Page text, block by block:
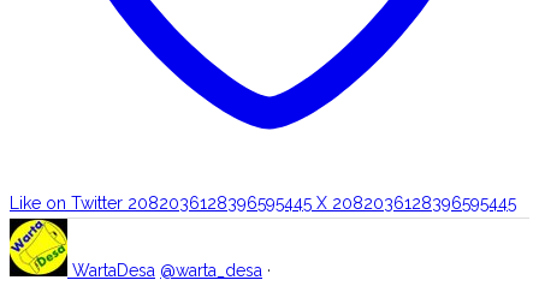
Like on Twitter 2082036128396595445 X 2082036128396595445
WartaDesa @warta_desa ·